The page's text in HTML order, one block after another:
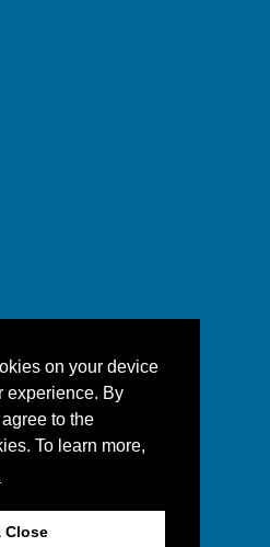
on your device
experience. By
to the
To learn more,
Close